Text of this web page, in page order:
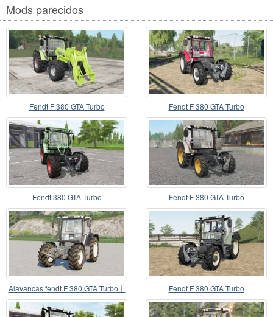
Mods parecidos
Fendt F 380 GTA Turbo Fendt F 380 GTA Turbo
Fendt 380 GTA Turbo Fendt F 380 GTA Turbo
Alavancas fendt F 380 GTA Turbo〡
animadas
Fendt F 380 GTA Turbo